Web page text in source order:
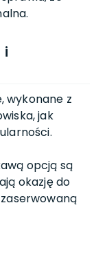
i
wykonane z
jak
opcją są
okazję do